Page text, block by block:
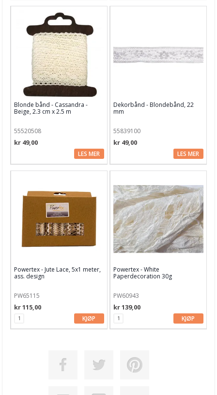
Blonde bånd - Cassandra -
Beige, 2.3 cm x 2.5 m
55520508
kr 49,00
LES MER
Dekorbånd - Blondebånd, 22
mm
55839100
kr 49,00
LES MER
Powertex - Jute Lace, 5x1 meter,
ass. design
PW65115
kr 115,00
KJØP
Powertex - White
Paperdecoration 30g
PW60943
kr 139,00
KJØP